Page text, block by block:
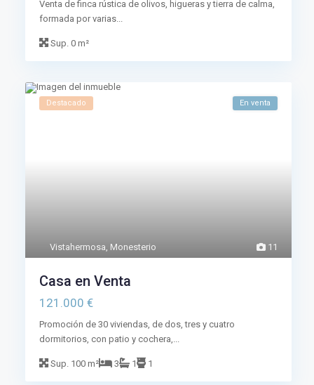
Venta de finca rústica de olivos, higueras y tierra de calma,
formada por varias...
Sup.0 m²
11
Vistahermosa, Monesterio
Destacado En venta
Casa en Venta
121.000 €
Promoción de 30 viviendas, de dos, tres y cuatro
dormitorios, con patio y cochera,...
Sup. 100 m² 3 1 1